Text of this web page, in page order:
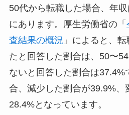
50代から転職した場合、年
にあります。厚生労働省の「
査結果の概況 」によると、
たと回答した割合は、50〜
ないと回答した割合は37.4%
合、減少した割合が39.9%、
28.4%となっています。